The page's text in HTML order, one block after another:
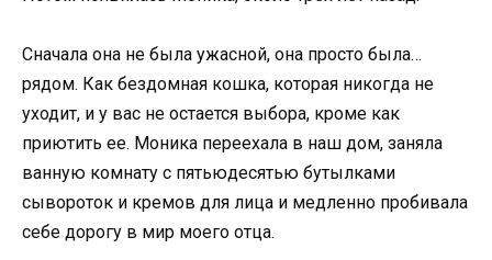
Сначала она не была ужасной, она просто была…
рядом. Как бездомная кошка, которая никогда не
уходит, и у вас не остается выбора, кроме как
приютить ее. Моника переехала в наш дом, заняла
ванную комнату с пятьюдесятью бутылками
сывороток и кремов для лица и медленно пробивала
себе дорогу в мир моего отца.